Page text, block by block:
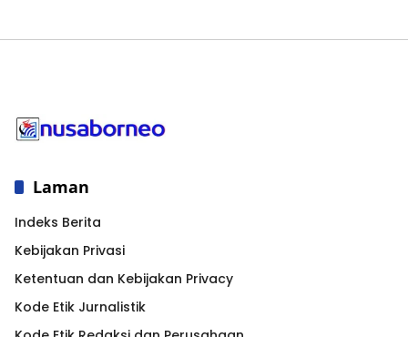
Laman
Indeks Berita
Kebijakan Privasi
Ketentuan dan Kebijakan Privacy
Kode Etik Jurnalistik